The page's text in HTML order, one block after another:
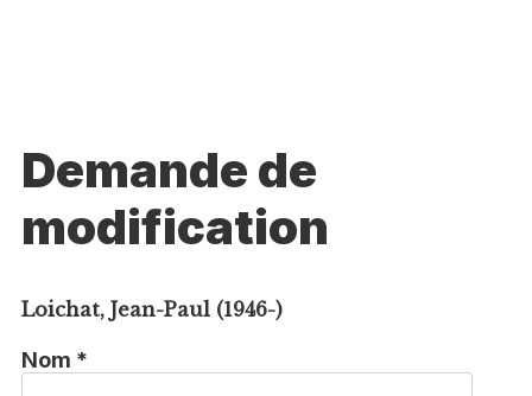
Demande de
modification
Loichat, Jean-Paul (1946-)
Nom *